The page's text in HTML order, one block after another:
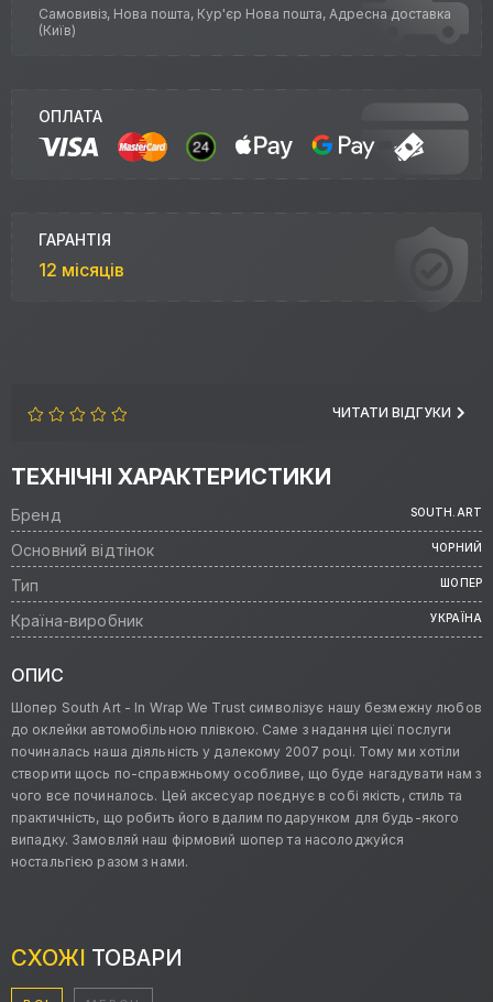
ЧИТАТИ ВІДГУКИ
ТЕХНІЧНІ ХАРАКТЕРИСТИКИ
Бренд SOUTH.ART
Основний відтінок ЧОРНИЙ
Тип ШОПЕР
Країна-виробник УКРАЇНА
Самовивіз, Нова пошта, Кур'єр Нова пошта, Адресна доставка
(Київ)
ОПЛАТА
ГАРАНТІЯ
12 місяців
ОПИС
Шопер South Art - In Wrap We Trust символізує нашу безмежну любов
до оклейки автомобільною плівкою. Саме з надання цієї послуги
починалась наша діяльність у далекому 2007 році. Тому ми хотіли
створити щось по-справжньому особливе, що буде нагадувати нам з
чого все починалось. Цей аксесуар поєднує в собі якість, стиль та
практичність, що робить його вдалим подарунком для будь-якого
випадку. Замовляй наш фірмовий шопер та насолоджуйся
ностальгією разом з нами.
СХОЖІ ТОВАРИ